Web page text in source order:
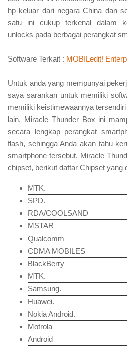
hp keluar dari negara China dan
satu ini cukup terkenal dalam
unlocks pada berbagai perangkat
Software Terkait : MOBILedit!
Untuk anda yang mempunyai
saya sarankan untuk memiliki
memiliki keistimewaannya
lain. Miracle Thunder Box ini
secara lengkap perangkat
flash, sehingga Anda akan tahu
smartphone tersebut. Miracle
chipset, berikut daftar Chipset yang
MTK.
SPD.
RDA/COOLSAND
MSTAR
Qualcomm
CDMA MOBILES
BlackBerry
MTK.
Samsung.
Huawei.
Nokia Android.
Motrola
Android